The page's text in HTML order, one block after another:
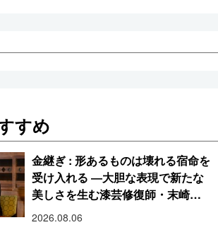
すめ
金継ぎ : 形あるものは壊れる宿命を
受け入れる ―大胆な表現で新たな
美しさを生む漆芸修復師・末崎広
樹
2026.08.06